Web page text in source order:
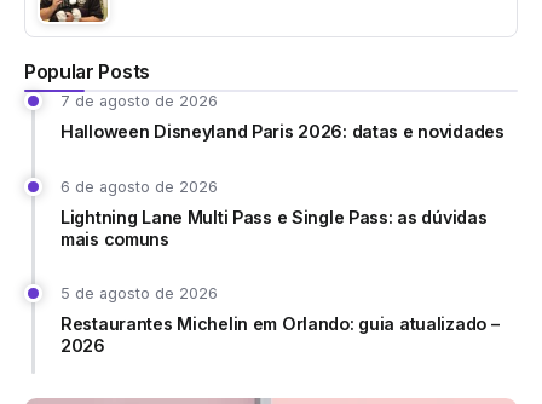
Popular Posts
7 de agosto de 2026
Halloween Disneyland Paris 2026: datas e novidades
6 de agosto de 2026
Lightning Lane Multi Pass e Single Pass: as dúvidas
mais comuns
5 de agosto de 2026
Restaurantes Michelin em Orlando: guia atualizado –
2026